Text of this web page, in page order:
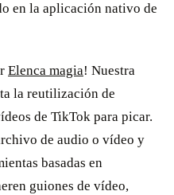
en la aplicación nativo de
Elenca magia! Nuestra
la reutilización de
de TikTok para picar.
de audio o vídeo y
basadas en
guiones de vídeo,